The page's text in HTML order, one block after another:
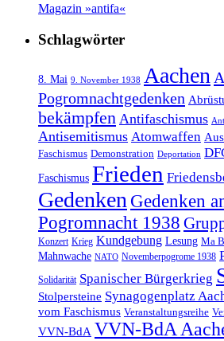
Magazin »antifa«
Schlagwörter
8. Mai 9. November 1938 Aachen
Pogromnachtgedenken
bekämpfen Antifaschismus
Antisemitismus Atomwaffen
Faschismus Demonstration Deportation
Faschismus Frieden
Gedenken Gedenken
Pogromnacht 1938
Konzert Krieg Kundgebung Lesung Ma
Mahnwache NATO Novemberpogrome 1938
Solidarität Spanischer Bürgerkrieg
Stolpersteine Synagogenplatz
vom Faschismus Veranstaltungsreihe
VVN-BdA VVN-BdA